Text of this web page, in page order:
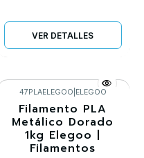
VER DETALLES
-30%
47PLAELEGOO ELEGOO
Filamento PLA
Metálico Dorado
1kg Elegoo |
Filamentos